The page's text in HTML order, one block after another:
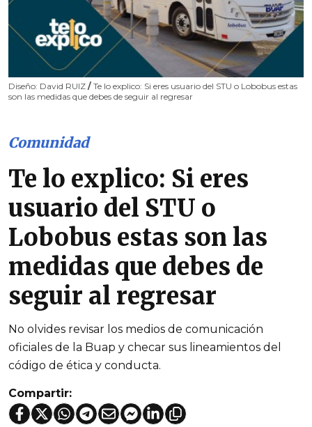
Diseño: David RUIZ / Te lo explico: Si eres usuario del STU o Lobobus estas
son las medidas que debes de seguir al regresar
Comunidad
Te lo explico: Si eres
usuario del STU o
Lobobus estas son las
medidas que debes de
seguir al regresar
No olvides revisar los medios de comunicación
oficiales de la Buap y checar sus lineamientos del
código de ética y conducta.
Compartir: